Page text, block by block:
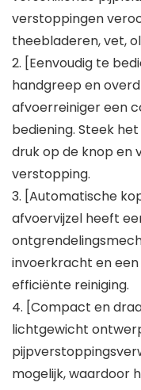
verstoppingen
theebladeren, vet,
2. [Eenvoudig te
handgreep en
afvoerreiniger een
bediening. Steek
druk op de knop en
verstopping.
3. [Automatische
afvoervijzel heeft
invoerkracht en
efficiënte reiniging.
4. [Compact en
lichtgewicht
mogelijk, waardoor